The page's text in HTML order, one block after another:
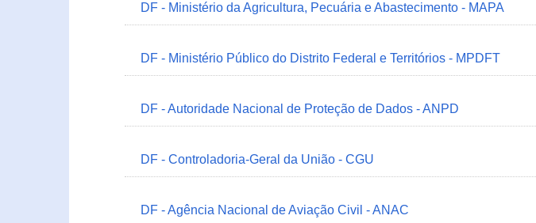
DF - Ministério da Agricultura, Pecuária e Abastecimento - MAPA
DF - Ministério Público do Distrito Federal e Territórios - MPDFT
DF - Autoridade Nacional de Proteção de Dados - ANPD
DF - Controladoria-Geral da União - CGU
DF - Agência Nacional de Aviação Civil - ANAC